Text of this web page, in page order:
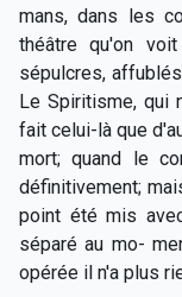
mans, dans les
théâtre qu'on
sépulcres,
Le Spiritisme, qui
fait celui-là que
mort; quand le
définitivement;
point été mis
séparé au mo-
opérée il n'a plus